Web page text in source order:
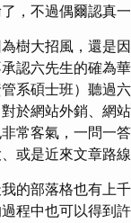
，不過偶爾認真一
樹大招風，還是
認六先生的確為
系碩士班）聽過
於網站外銷、網
常客氣，一問一
或是近來文章路
的部落格也有上
程中也可以得到